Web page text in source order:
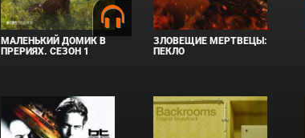
МАЛЕНЬКИЙ ДОМИК В
ПРЕРИЯХ. СЕЗОН 1
ЗЛОВЕЩИЕ МЕРТВЕЦЫ:
ПЕКЛО